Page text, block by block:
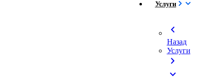
Услуги
chevron_left
Назад
Услуги
chevron_right
expand_more